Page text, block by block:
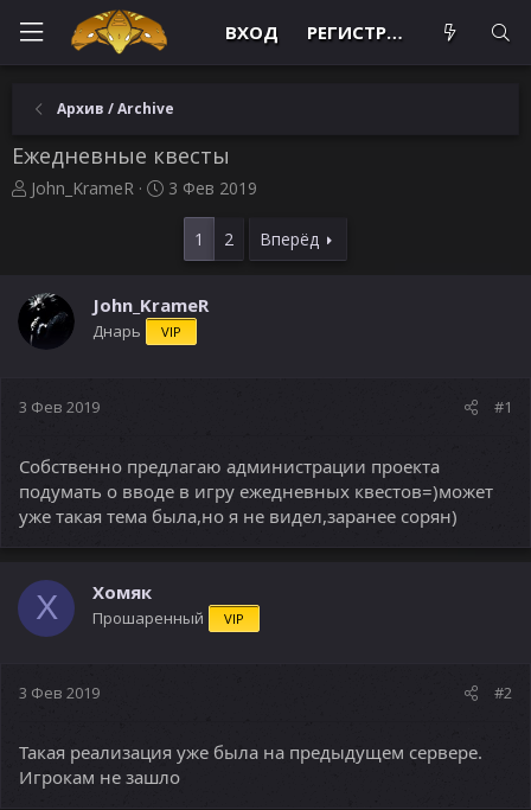
ВХОД РЕГИСТРАЦИЯ
Архив / Archive
Ежедневные квесты
А
т
е
м
John_KrameR
Д
а
ч
а
3 Фев 2019
1 2 Вперёд
John_KrameR
Днарь VIP
3 Фев 2019 #1
Собственно предлагаю администрации проекта
подумать о вводе в игру ежедневных квестов=)может
уже такая тема была,но я не видел,заранее сорян)
Х Хомяк
Прошаренный VIP
3 Фев 2019 #2
Такая реализация уже была на предыдущем сервере.
Игрокам не зашло